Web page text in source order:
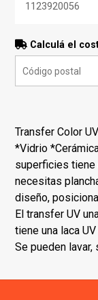
1123920056
Calculá el
Transfer Color
*Vidrio
superficies tiene
necesitas
diseño,
El transfer UV
tiene una laca
Se pueden